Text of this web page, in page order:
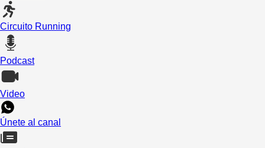
Circuito Running
Podcast
Video
Únete al canal